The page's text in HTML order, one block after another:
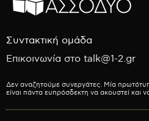
Συντακτική ομάδα
Επικοινωνία στο talk@1-2.gr
Δεν αναζητούμε συνεργάτες. Μία
είναι πάντα ευπρόσδεκτη να ακουστεί και